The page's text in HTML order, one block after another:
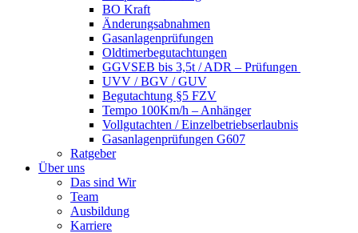
BO Kraft
Änderungsabnahmen
Gasanlagenprüfungen
Oldtimerbegutachtungen
GGVSEB bis 3,5t / ADR – Prüfungen
UVV / BGV / GUV
Begutachtung §5 FZV
Tempo 100Km/h – Anhänger
Vollgutachten / Einzelbetriebserlaubnis
Gasanlagenprüfungen G607
Ratgeber
Über uns
Das sind Wir
Team
Ausbildung
Karriere